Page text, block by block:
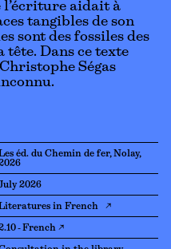
aidait à
tangibles de son
sont des fossiles des
Dans ce texte
Ségas
éd. du Chemin de fer, Nolay,
2026
in French ↗
- French ↗